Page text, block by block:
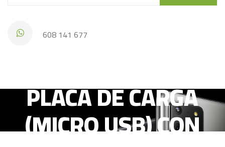
608 141 677
PLACA DE CARGA
(MICRO USB) CON